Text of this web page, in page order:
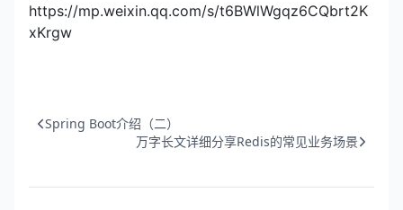
https://mp.weixin.qq.com/s/t6BWlWgqz6CQbrt2K
xKrgw
Spring Boot介绍（二）
万字长文详细分享Redis的常见业务场景